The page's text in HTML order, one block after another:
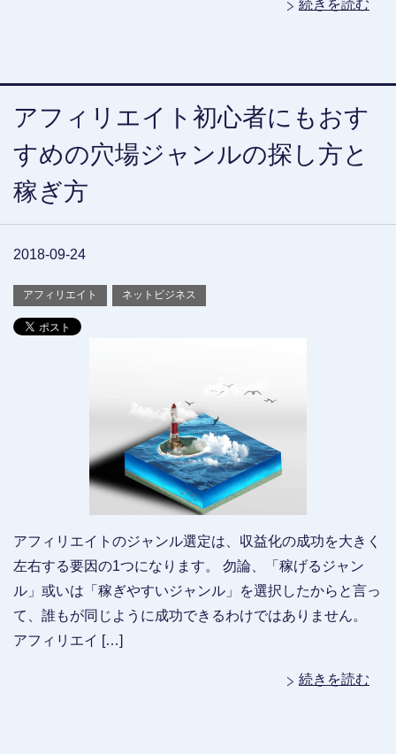
続きを読む
アフィリエイト初心者にもおす
すめの穴場ジャンルの探し方と
稼ぎ方
2018-09-24
アフィリエイト ネットビジネス
アフィリエイトのジャンル選定は、収益化の成功を大きく
左右する要因の1つになります。 勿論、「稼げるジャン
ル」或いは「稼ぎやすいジャンル」を選択したからと言っ
て、誰もが同じように成功できるわけではありません。
アフィリエイ […]
続きを読む